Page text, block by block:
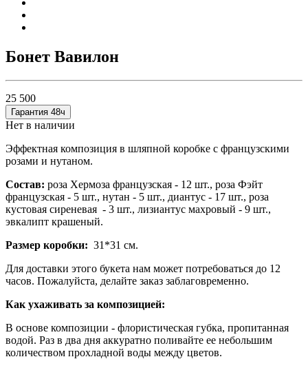
Бонет Вавилон
25 500
Гарантия 48ч
Нет в наличии
Эффектная композиция в шляпной коробке с французскими
розами и нутаном.
Состав: роза Хермоза французская - 12 шт., роза Фэйт
французская - 5 шт., нутан - 5 шт., диантус - 17 шт., роза
кустовая сиреневая - 3 шт., лизиантус махровый - 9 шт.,
эвкалипт крашеный.
Размер коробки: 31*31 см.
Для доставки этого букета нам может потребоваться до 12
часов. Пожалуйста, делайте заказ заблаговременно.
Как ухаживать за композицией:
В основе композиции - флористическая губка, пропитанная
водой. Раз в два дня аккуратно поливайте ее небольшим
количеством прохладной воды между цветов.